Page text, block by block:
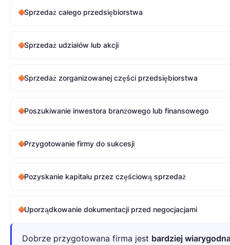
Sprzedaż całego przedsiębiorstwa
Sprzedaż udziałów lub akcji
Sprzedaż zorganizowanej części przedsiębiorstwa
Poszukiwanie inwestora branżowego lub finansowego
Przygotowanie firmy do sukcesji
Pozyskanie kapitału przez częściową sprzedaż
Uporządkowanie dokumentacji przed negocjacjami
Dobrze przygotowana firma jest bardziej